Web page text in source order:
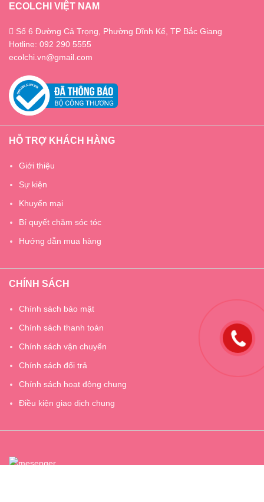
ECOLCHI VIỆT NAM
Số 6 Đường Cả Trọng, Phường Dĩnh Kế, TP Bắc Giang
Hotline: 092 290 5555
ecolchi.vn@gmail.com
HỖ TRỢ KHÁCH HÀNG
Giới thiệu
Sự kiện
Khuyến mại
Bí quyết chăm sóc tóc
Hướng dẫn mua hàng
CHÍNH SÁCH
Chính sách bảo mật
Chính sách thanh toán
Chính sách vận chuyển
Chính sách đổi trả
Chính sách hoạt động chung
Điều kiện giao dịch chung